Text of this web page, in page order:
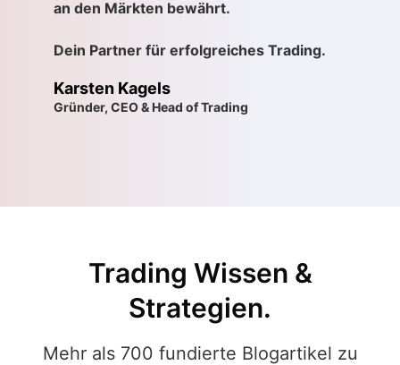
an den Märkten bewährt.
Dein Partner für erfolgreiches Trading.
Karsten Kagels
Gründer, CEO & Head of Trading
Trading Wissen &
Strategien.
Mehr als 700 fundierte Blogartikel zu